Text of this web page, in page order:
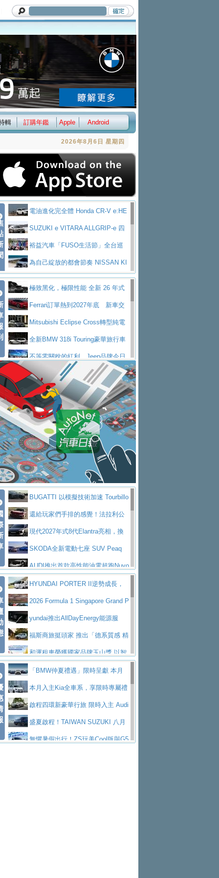
輯 訂購年鑑 Apple Android
2026年8月6日 星期四
電油進化完全體 Honda CR-V e:HE
V PrestigeSUZUKI e VITARA ALLGRIP-e 四
驅精神的純電新詮釋
裕益汽車「FUSO生活節」全台巡
迴 結合生活體驗、交通安全與購車優惠
為自己綻放的都會節奏 NISSAN KI
CKS SAKURA為品味獨具層峰買家打造的頂級座
駕，MAZDA CX-90 33T AWD Premium Ca
ptain Seat
EV
技的座駕! Ford Territory中型油電休旅
SO Super Great今日在台登場，結合先進安
全輔助科技
ntis四品牌經銷權，全新多品牌旗艦展示中
心開幕啟用
屏東特搜大隊再添新利器 SITRAK
救助器材車買氣不衰、SUZUKI經銷商勇於開啟
全新大店，新北都鈴木占地500坪土城旗艦
展示中心開幕
2025第七屆ISUZU運轉職人挑戰賽
熱血登場 展現極致車技與專業職人精神
H2GP世界總決賽圓滿落幕 台灣團
隊表現精彩淨零減碳指標性應用 純電動水泥預
拌車 消防車除了滅火裝備還需要什麼？
一探SITRAK “準” 消防車的究竟
大益金龍初試啼聲，汽柴油5噸貨車
不是對手正宗年鑑2025年全球自動車年鑑1月
下旬問世！2024第六屆ISUZU運轉職人挑戰賽
首度前進南台灣熱烈開戰
豪華電能休旅新星 Audi Q4 Sportba
ck 55 e-tron S lineScania Taiwan 逆風而行，加深力
道投資布局
極致黑化，極限性能 全新 26 年式
DEFENDER OCTA BLACK 限量登台
Ferrari訂單熱到2027年底 新車交
付至少得等一年以上
Mitsubishi Eclipse Cross轉型純電
休旅 87kWh電池續航超過600公里
全新BMW 318i Touring豪華旅行車
全台限量200台 進化現型
不等零關稅的紅利，Jeep品牌今日
起展開首批車交車
Volvo EX60 即將叩關，靜肅性、底
盤與數位介面搶先揭露
Audi Q9 將於 2026 年底上市 旗艦
大型 SUV 鎖定七人座豪華市場
BMW攜手漫威電影【蜘蛛人：重生
日】 Skoda 發表全新 Peaq 內裝：七人
座純電旗艦 SUV，行李廂最大可達 935 公
升
全新純電 Mercedes-Benz C 400 4
MATIC Electric 登場
奢華與科技大躍進，MAZDA全新3
代CX-5全方位進化提前亮相並展開預售94.9
萬起
馬自達公布 2027 年式 MX-5 更
新，新增 Yakudo 特別版
Skoda Peaq 發表全新電動動力系
統 最長續航逾 640 公里、支援雙向供電
BMW M2 首度導入 xDrive 四驅，
美國與瑞士需求成關鍵推手
The all-new T-Roc 魅力 自成焦點
Maserati GT2 Stradale「Tribute to
MC12」全球首度亮相
迎接 RANGE ROVER 品牌家族第
五位成員 全新 RANGE ROVER GT 預告登
場
造型華麗時尚、科技座艙再進化，P
eugeot 208小改款發表上市94.8萬起
突然滿天都是小星星！ 台灣賓士突
襲式宣告全新 GLB 第四季上市即日起接單1
98萬起
台灣僅此一台 ! ROYAL ENFIELD
SHOTGUN 650 x ROUGH CRAFTS 限量特
仕版29日開放搶購
BUGATTI 以模擬技術加速 Tourbillo
n 動態開發還給玩家們手排的感覺！法拉利公
布12Cilidri Manaule手排超跑產品細節
現代2027年式8代Elantra亮相，換
裝更銳利的造型、更先進的資訊娛樂系統及
更高效的動力
SKODA全新電動七座 SUV Peaq
問世，擁有品牌史上最寬敞且豪華的座艙
AUDI推出首款高性能油電超跑Nuvo
lari，0到100公里加速2.6秒、極速350公里
／小時
百年三叉戟傳奇再啟程 Maserati 重
返 1000 Miglia 傳承競速榮耀
法拉利首款純電跑車Luce亮相，最
大馬力超過1000匹並具備530公里最大續航
里程
小車大空間、座艙科技更先進，SK
ODA發表全新純電跨界休旅Eipq祭平民化車
價89萬起
賓士AMG.EA專屬平台首作，Merc
edes-AMG 全新GT 4-Door Coupe全球首發
福斯推出首款GTI純電性能掀背ID.
Polo GTI，擁有226匹馬力和零百加速 6.8
秒的實力
Jaguar 公布四門 GT車款正式車名
為JAGUAR TYPE 01
終於跟上進度，LEXUS發表首款三
排六座純電旗艦休旅 TZ
有錢也買不到的Golf R！福斯打造
全新Golf R 24h賽車將挑戰紐柏林24小時耐
久賽
SKODA公布全新小型純電跨界休旅
Epiq內裝設計，預計5月19日全球首發
福斯全新 ID. Polo 起跳價約台幣94
HYUNDAI PORTER II逆勢成長，
勇奪中型貨車銷售冠軍
2026 Formula 1 Singapore Grand P
rix 新加坡大獎賽 Audi 極速之旅開放報名
yundai推出AllDayEnergy能源服
務 讓電動車化身行動儲能系統
福斯商旅挺頭家 推出「德系質感 精
算圓夢」專案和運租車榮獲國家品牌玉山獎 以智
慧移動與綠能創新父親節霸氣獻禮！PGO 威力125 最
低入手價 $60,900 起 省油ｘ安全ｘ大空間
陪爸爸輕鬆
Toyota歐洲純電車銷量翻倍 2026
上半年成長113％
NISSAN X-TRAIL 上市首月銷量
躋身同級前3名Subaru推動燃油、油電與純電車混
線生產 以彈性製造應對市場變化
XFORCE攜手臺南祀典大天后宮 試
「BMW仲夏禮遇」限時呈獻 本月
入主即享尊榮豪華五星假期 多元優購方案
同步實施
本月入主Kia全車系，享限時專屬禮
遇 啟程四環新豪華行旅 限時入主 Audi
A6 旗艦陣容 低月付5,888元起及3 年乙式險
購置金
盛夏啟程！TAIWAN SUZUKI 八月
禮遇全面升級無懼暑假出行！ZS玩美Cool版與G5